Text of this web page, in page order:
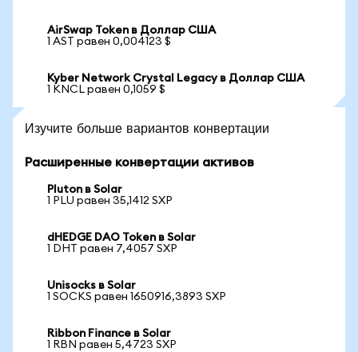
AirSwap Token в Доллар США
1 AST равен 0,004123 $
Kyber Network Crystal Legacy в Доллар США
1 KNCL равен 0,1059 $
Изучите больше вариантов конвертации
Расширенные конвертации активов
Pluton в Solar
1 PLU равен 35,1412 SXP
dHEDGE DAO Token в Solar
1 DHT равен 7,4057 SXP
Unisocks в Solar
1 SOCKS равен 1650916,3893 SXP
Ribbon Finance в Solar
1 RBN равен 5,4723 SXP